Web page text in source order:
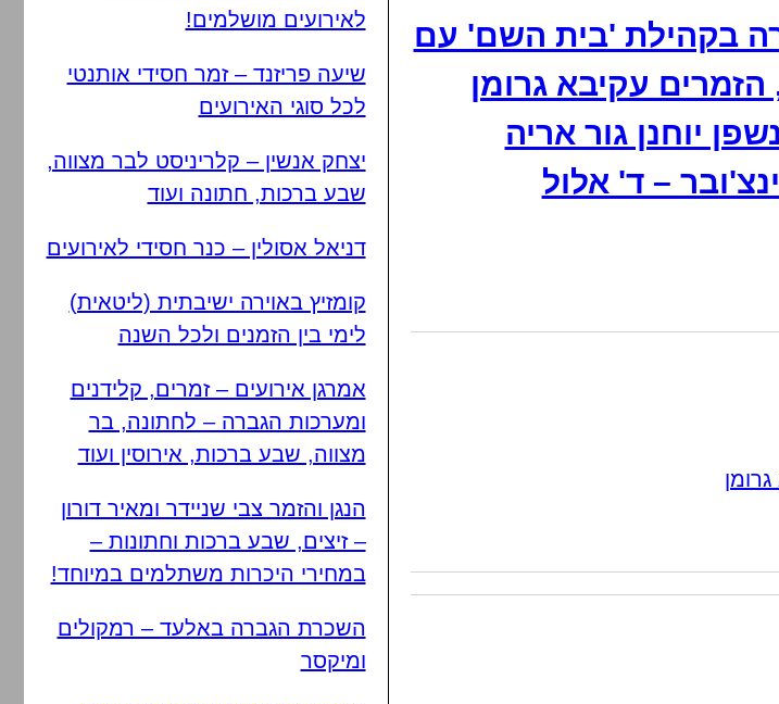
בקהילת 'בית השם' עם
הזמרים עקיבא גרומן
יוחנן גור אריה
– ד' אלול
לאירועים מושלמים!
שיעה פריזנד – זמר חסידי אותנטי
לכל סוגי האירועים
יצחק אנשין – קלריניסט לבר מצווה,
שבע ברכות, חתונה ועוד
דניאל אסולין – כנר חסידי לאירועים
קומזיץ באוירה ישיבתית (ליטאית)
לימי בין הזמנים ולכל השנה
אמרגן אירועים – זמרים, קלידנים
ומערכות הגברה – לחתונה, בר
מצווה, שבע ברכות, אירוסין ועוד
הנגן והזמר צבי שניידר ומאיר דורון
– זיצים, שבע ברכות וחתונות –
במחירי היכרות משתלמים במיוחד!
השכרת הגברה באלעד – רמקולים
ומיקסר